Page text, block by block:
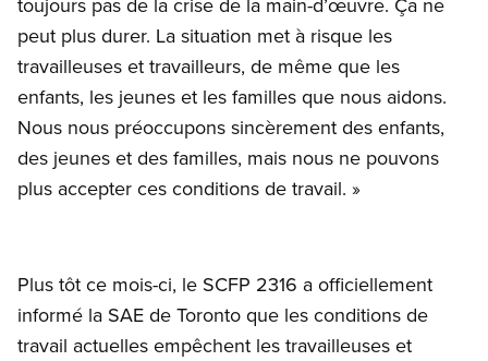
peut plus durer. La situation met à risque les
travailleuses et travailleurs, de même que les
enfants, les jeunes et les familles que nous aidons.
Nous nous préoccupons sincèrement des enfants,
des jeunes et des familles, mais nous ne pouvons
plus accepter ces conditions de travail. »
Plus tôt ce mois-ci, le SCFP 2316 a officiellement
informé la SAE de Toronto que les conditions de
travail actuelles empêchent les travailleuses et